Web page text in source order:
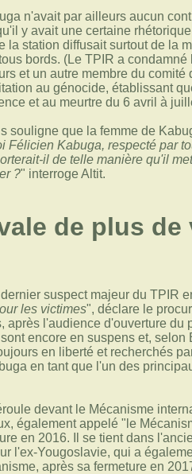
n'avait par ailleurs aucun
y avait une certaine
la station diffusait surtout de la
bords. (Le TPIR a
et un autre membre du comité
au génocide, établissant
et au meurtre du 6 avril à
souligne que la femme de
Félicien Kabuga, respecté par
il de telle manière qu'il
?" interroge Altit.
de plus
suspect majeur du TPIR
les victimes", déclare le
après l'audience d'ouverture du
encore en suspens et, selon
en liberté et recherchés
en tant que l'un des
devant le Mécanisme
également appelé "le
en 2016. Il se tient dans
l'ex-Yougoslavie, qui a
après sa fermeture en